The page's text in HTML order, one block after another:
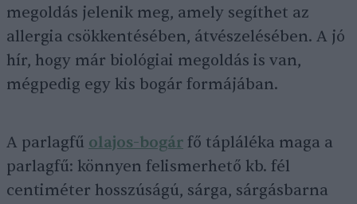
megoldás jelenik meg, amely segíthet az
allergia csökkentésében, átvészelésében. A jó
hír, hogy már biológiai megoldás is van,
mégpedig egy kis bogár formájában.
A parlagfű olajos-bogár fő tápláléka maga a
parlagfű: könnyen felismerhető kb. fél
centiméter hosszúságú, sárga, sárgásbarna